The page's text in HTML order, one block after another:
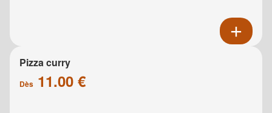
Pizza curry
Dès 11.00 €